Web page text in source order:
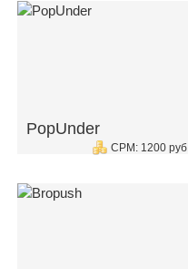
PopUnder
CPM: 1200 руб.